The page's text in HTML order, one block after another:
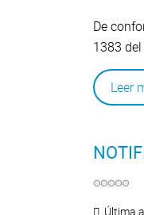
De
1383
Leer
Última